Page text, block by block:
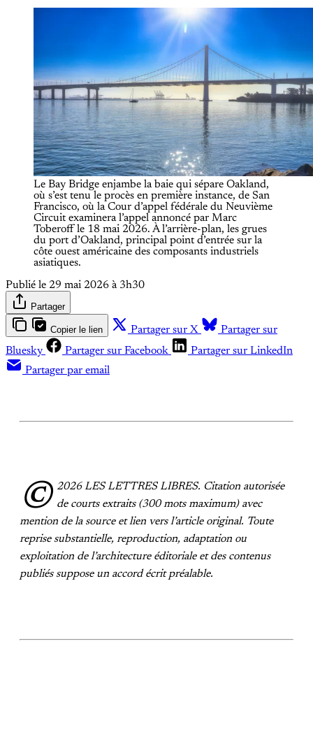
Le Bay Bridge enjambe la baie qui sépare Oakland,
où s’est tenu le procès en première instance, de San
Francisco, où la Cour d’appel fédérale du Neuvième
Circuit examinera l’appel annoncé par Marc
Toberoff le 18 mai 2026. À l’arrière-plan, les grues
du port d’Oakland, principal point d’entrée sur la
côte ouest américaine des composants industriels
asiatiques.
Publié le 29 mai 2026 à 3h30
Partager
Copier le lien Partager sur X
Partager sur
Bluesky
Partager sur Facebook
Partager sur LinkedIn
Partager par email
© 2026 LES LETTRES LIBRES. Citation autorisée
de courts extraits (300 mots maximum) avec
mention de la source et lien vers l’article original. Toute
reprise substantielle, reproduction, adaptation ou
exploitation de l’architecture éditoriale et des contenus
publiés suppose un accord écrit préalable.